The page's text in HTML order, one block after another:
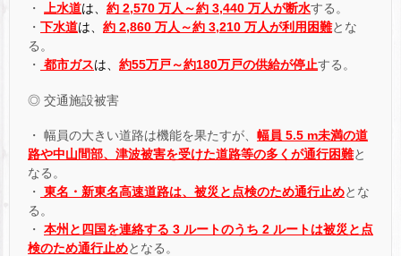
・ 上水道は、 約 2,570 万人～約 3,440 万人が断水する。
・ 下水道は、 約 2,860 万人～約 3,210 万人が利用困難とな
る。
・ 都市ガスは、 約55万戸～約180万戸の供給が停止する。
◎ 交通施設被害
・ 幅員の大きい道路は機能を果たすが、 幅員 5.5 m未満の道
路や中山間部、津波被害を受けた道路等の多くが通行困難と
なる。
・ 東名・新東名高速道路は、被災と点検のため通行止めとな
る。
・ 本州と四国を連絡する 3 ルートのうち 2 ルートは被災と点
検のため通行止めとなる。